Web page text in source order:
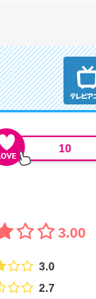
10
3.00
3.0
2.7